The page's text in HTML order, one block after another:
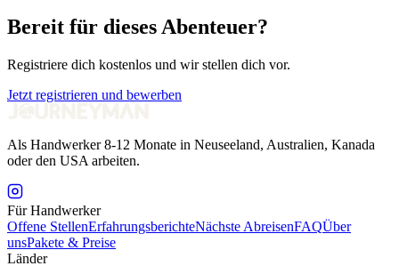
Bereit für dieses Abenteuer?
Registriere dich kostenlos und wir stellen dich vor.
Jetzt registrieren und bewerben
Als Handwerker 8-12 Monate in Neuseeland, Australien, Kanada
oder den USA arbeiten.
Für Handwerker
Offene StellenErfahrungsberichteNächste AbreisenFAQÜber
unsPakete & Preise
Länder